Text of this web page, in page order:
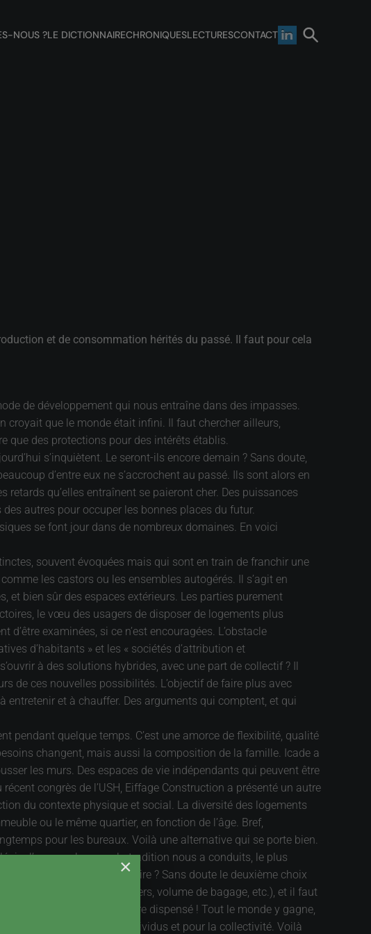
NOUS ?LE DICTIONNAIRECHRONIQUESLECTURESCONTACT
et de consommation hérités du passé. Il faut pour cela
de développement qui nous entraîne dans des impasses.
croyait que le monde était infini. Il faut chercher ailleurs,
que des protections pour des intérêts établis.
s’inquiètent. Le seront-ils encore demain ? Sans doute,
d’entre eux ne s’accrochent au passé. Ils sont alors en
retards qu’elles entraînent se paieront cher. Des puissances
autres pour occuper les bonnes places du futur.
se font jour dans de nombreux domaines. En voici
souvent évoquées mais qui sont en train de franchir une
les castors ou les ensembles autogérés. Il s’agit en
et bien sûr des espaces extérieurs. Les parties purement
le vœu des usagers de disposer de logements plus
examinées, si ce n’est encouragées. L’obstacle
d’habitants » et les « sociétés d’attribution et
à des solutions hybrides, avec une part de collectif ? Il
de ces nouvelles possibilités. L’objectif de faire plus avec
entretenir et à chauffer. Des arguments qui comptent, et qui
pendant quelque temps. C’est une amorce de flexibilité, qualité
changent, mais aussi la composition de la famille. Icade a
les murs. Des espaces de vie indépendants qui peuvent être
congrès de l’USH, Eiffage Construction a présenté un autre
du contexte physique et social. La diversité des logements
ou le même quartier, en fonction de l’âge. Bref,
pour les bureaux. Voilà une alternative qui se porte bien.
l’usage, alors que la tradition nous a conduits, le plus
ou d’en être le propriétaire ? Sans doute le deuxième choix
route, nombre de passagers, volume de bagage, etc.), et il faut
Quel bonheur d’en être dispensé ! Tout le monde y gagne,
Une économie pour les individus et pour la collectivité. Voilà
×